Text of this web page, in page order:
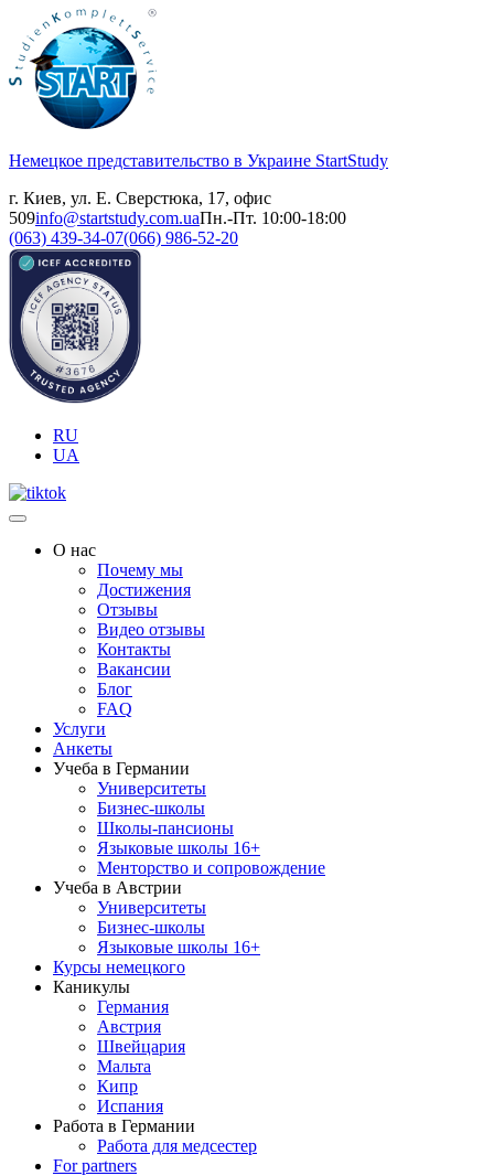
Немецкое представительство в Украине StartStudy
г. Киев, ул. Е. Сверстюка, 17, офис
509info@startstudy.com.uaПн.-Пт. 10:00-18:00
(063) 439-34-07(066) 986-52-20
RU
UA
О нас
Почему мы
Достижения
Отзывы
Видео отзывы
Контакты
Вакансии
Блог
FAQ
Услуги
Анкеты
Учеба в Германии
Университеты
Бизнес-школы
Школы-пансионы
Языковые школы 16+
Менторство и сопровождение
Учеба в Австрии
Университеты
Бизнес-школы
Языковые школы 16+
Курсы немецкого
Каникулы
Германия
Австрия
Швейцария
Мальта
Кипр
Испания
Работа в Германии
Работа для медсестер
For partners